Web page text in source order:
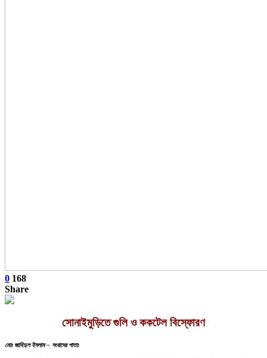
0 168
Share
সোনাইমুড়িতে গুলি ও ককটেল বিস্ফোরণ
মোঃ জাহিদুল ইসলাম – সংবাদের পাতা: